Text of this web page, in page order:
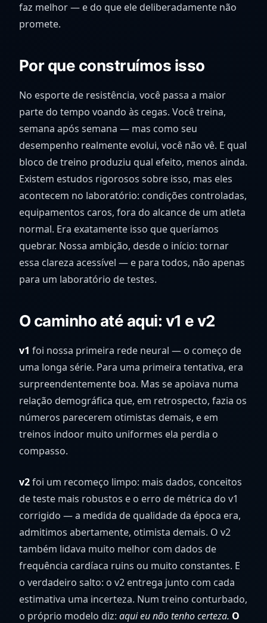
faz melhor — e do que ele deliberadamente não
promete.
Por que construímos isso
No esporte de resistência, você passa a maior
parte do tempo voando às cegas. Você treina,
semana após semana — mas como seu
desempenho realmente evolui, você não vê. E qual
bloco de treino produziu qual efeito, menos ainda.
Existem estudos rigorosos sobre isso, mas eles
acontecem no laboratório: condições controladas,
equipamentos caros, fora do alcance de um atleta
normal. Era exatamente isso que queríamos
quebrar. Nossa ambição, desde o início: tornar
essa clareza acessível — e para todos, não apenas
para um laboratório de testes.
O caminho até aqui: v1 e v2
v1 foi nossa primeira rede neural — o começo de
uma longa série. Para uma primeira tentativa, era
surpreendentemente boa. Mas se apoiava numa
relação demográfica que, em retrospecto, fazia os
números parecerem otimistas demais, e em
treinos indoor muito uniformes ela perdia o
compasso.
v2foi um recomeço limpo: mais dados, conceitos
de teste mais robustos e o erro de métrica do v1
corrigido — a medida de qualidade da época era,
admitimos abertamente, otimista demais. O v2
também lidava muito melhor com dados de
frequência cardíaca ruins ou muito constantes. E
o verdadeiro salto: o v2 entrega junto com cada
estimativa uma incerteza. Num treino conturbado,
o próprio modelo diz: aqui eu não tenho certeza. O